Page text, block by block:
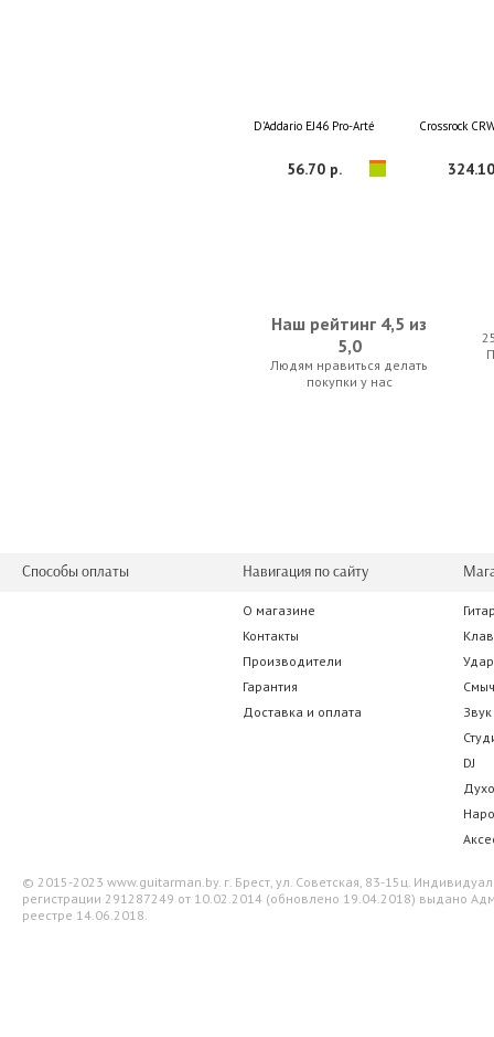
D'Addario EJ46 Pro-Arté
56.70 р.
Crossrock
Alice A007D WH-C
35.00 р.
D'Addario
Наш рейтинг 4,5 из
5,0
Людям нравиться делать
покупки у нас
Способы оплаты Навигация по сайту
О магазине
Контакты
Производители
Гарантия
Доставка и оплата
Звук
DJ
© 2015-2023 www.guitarman.by. г. Брест, ул. Советская, 83-15ц.
регистрации 291287249 от 10.02.2014 (обновлено 19.04.2018) выдано
реестре 14.06.2018.